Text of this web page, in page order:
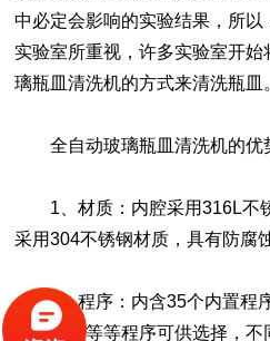
中必定会影响的实验结果，所
实验室所重视，许多实验室开
璃瓶皿清洗机的方式来清洗瓶皿
全自动玻璃瓶皿清洗机的优
1、材质：内腔采用316L不
采用304不锈钢材质，具有防腐
2、程序：内含35个内置程序
物、塑料等等程序可供选择，